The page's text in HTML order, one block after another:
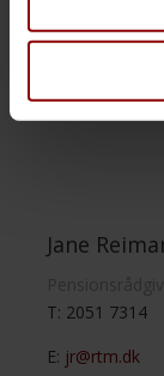
Jane
T: 2051 7314
E: jr@rtm.dk